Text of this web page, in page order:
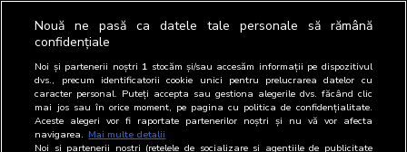
calculate pe baza preturilor de lista (rate-
in publicitate. Chiar daca valoarea
investitiei nu are relevanta in sine, metoda
fiind aplicata uniform tuturor mediilor si
produselor media, monitorizarea volumelor
Nouă ne pasă ca datele tale personale să rămână
confidențiale
Noi și partenerii noștri 1 stocăm și/sau accesăm informații pe dispozitivul
dvs., precum identificatorii cookie unici pentru prelucrarea datelor cu
caracter personal. Puteți accepta sau gestiona alegerile dvs. făcând clic
mai jos sau în orice moment, pe pagina cu politica de confidențialitate.
Aceste alegeri vor fi raportate partenerilor noștri și nu vă vor afecta
navigarea. Mai multe detalii
Noi si partenerii nostri (retelele de socializare si agentiile de publicitate